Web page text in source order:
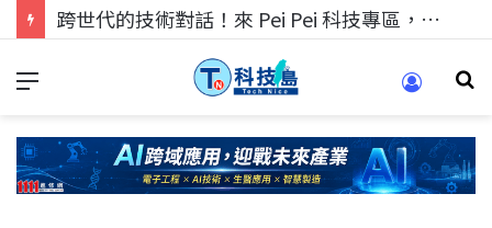
跨世代的技術對話！來 Pei Pei 科技專區，用專業洞察引領學弟妹成長